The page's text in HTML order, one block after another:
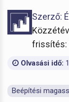
Szerző:
frissítés:
Olvasási idő:
Beépítési